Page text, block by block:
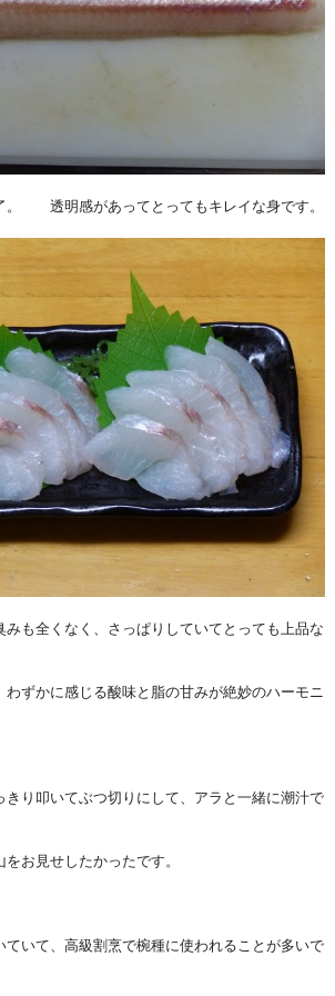
透明感があってとってもキレイな身です。
みも全くなく、さっぱりしていてとっても上品な
ずかに感じる酸味と脂の甘みが絶妙のハーモニ
きり叩いてぶつ切りにして、アラと一緒に潮汁で
お見せしたかったです。
ていて、高級割烹で椀種に使われることが多いで